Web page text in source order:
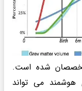
شده است.
هوشمند می تواند